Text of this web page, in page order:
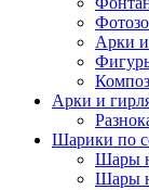
Арки
Арки и
Шарики по
Шары
Шары